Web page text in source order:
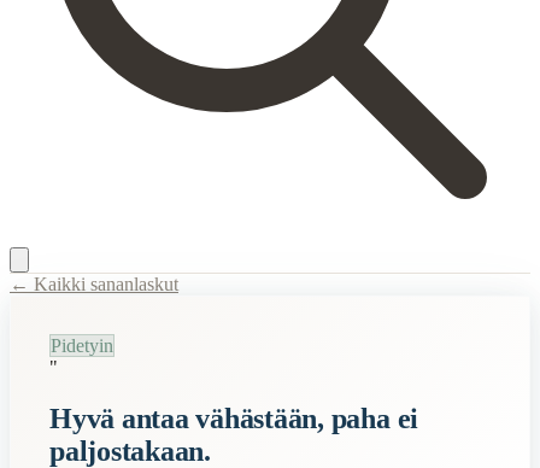
Title:Hyvä antaa vähästään, paha ei paljostakaan.
Semantic Themes
← Kaikki sananlaskut
Pidetyin
"
Hyvä antaa vähästään, paha ei
paljostakaan.